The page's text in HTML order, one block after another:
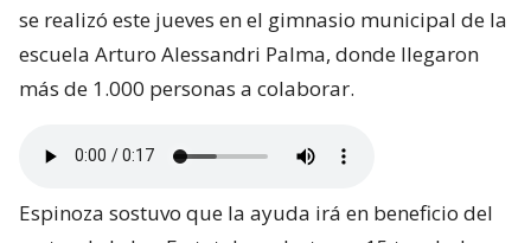
se realizó este jueves en el gimnasio municipal de la
escuela Arturo Alessandri Palma, donde llegaron
más de 1.000 personas a colaborar.
Espinoza sostuvo que la ayuda irá en beneficio del